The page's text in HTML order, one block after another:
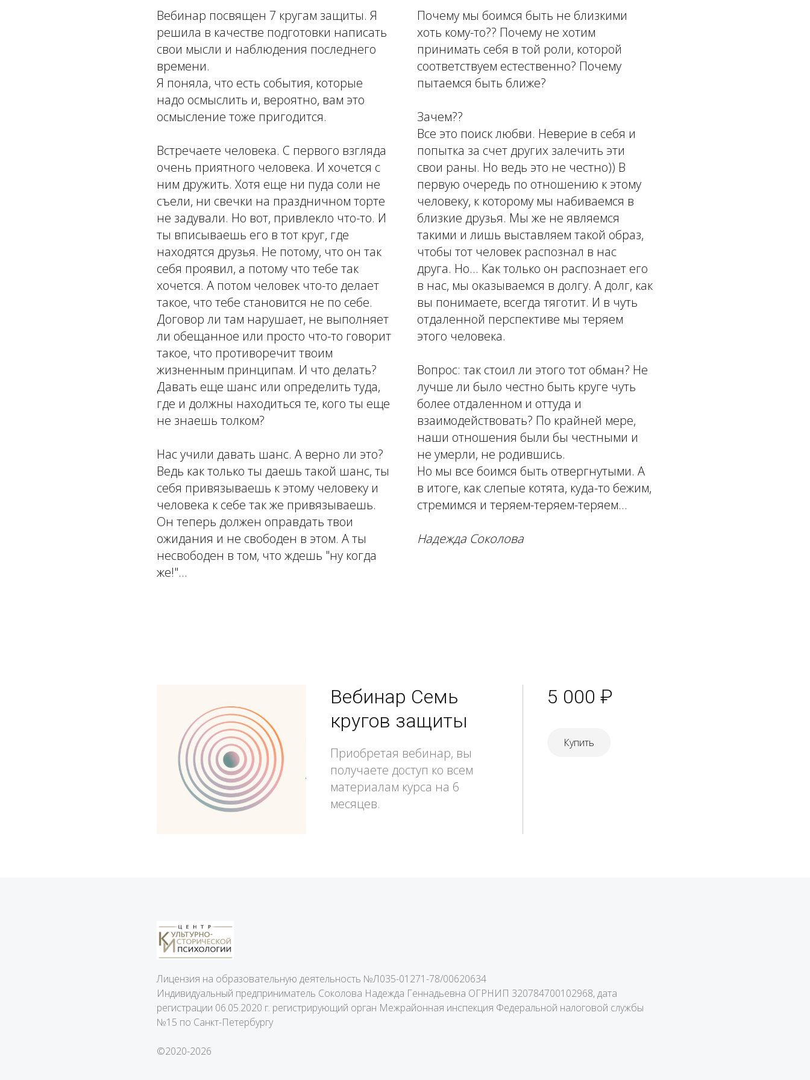
Вебинар посвящен 7 кругам защиты. Я
решила в качестве подготовки написать
свои мысли и наблюдения последнего
времени.
Я поняла, что есть события, которые
надо осмыслить и, вероятно, вам это
осмысление тоже пригодится.
Встречаете человека. С первого взгляда
очень приятного человека. И хочется с
ним дружить. Хотя еще ни пуда соли не
съели, ни свечки на праздничном торте
не задували. Но вот, привлекло что-то. И
ты вписываешь его в тот круг, где
находятся друзья. Не потому, что он так
себя проявил, а потому что тебе так
хочется. А потом человек что-то делает
такое, что тебе становится не по себе.
Договор ли там нарушает, не выполняет
ли обещанное или просто что-то говорит
такое, что противоречит твоим
жизненным принципам. И что делать?
Давать еще шанс или определить туда,
где и должны находиться те, кого ты еще
не знаешь толком?
Нас учили давать шанс. А верно ли это?
Ведь как только ты даешь такой шанс, ты
себя привязываешь к этому человеку и
человека к себе так же привязываешь.
Он теперь должен оправдать твои
ожидания и не свободен в этом. А ты
несвободен в том, что ждешь "ну когда
же!"...
Почему мы боимся быть не близкими
хоть кому-то?? Почему не хотим
принимать себя в той роли, которой
соответствуем естественно? Почему
пытаемся быть ближе?
Зачем??
Все это поиск любви. Неверие в себя и
попытка за счет других залечить эти
свои раны. Но ведь это не честно)) В
первую очередь по отношению к этому
человеку, к которому мы набиваемся в
близкие друзья. Мы же не являемся
такими и лишь выставляем такой образ,
чтобы тот человек распознал в нас
друга. Но... Как только он распознает его
в нас, мы оказываемся в долгу. А долг, как
вы понимаете, всегда тяготит. И в чуть
отдаленной перспективе мы теряем
этого человека.
Вопрос: так стоил ли этого тот обман? Не
лучше ли было честно быть круге чуть
более отдаленном и оттуда и
взаимодействовать? По крайней мере,
наши отношения были бы честными и
не умерли, не родившись.
Но мы все боимся быть отвергнутыми. А
в итоге, как слепые котята, куда-то бежим,
стремимся и теряем-теряем-теряем...
Надежда Соколова
Вебинар Семь
кругов защиты
Приобретая вебинар, вы
получаете доступ ко всем
материалам курса на 6
месяцев.
5 000 ₽
Купить
Лицензия на образовательную деятельность №Л035-01271-78/00620634
Индивидуальный предприниматель Соколова Надежда Геннадьевна ОГРНИП 320784700102968, дата
регистрации 06.05.2020 г. регистрирующий орган Межрайонная инспекция Федеральной налоговой службы
№15 по Санкт-Петербургу
©2020-2026